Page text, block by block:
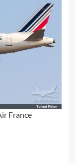
France